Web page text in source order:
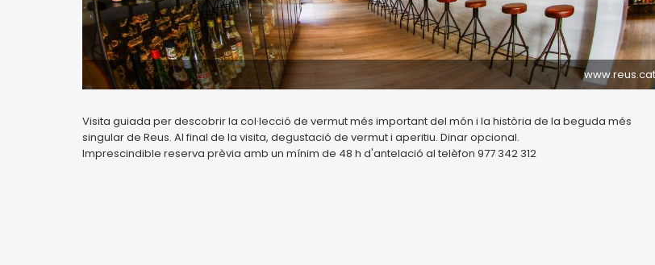
www.reus.cat
Visita guiada per descobrir la col·lecció de vermut més important del món i la història de la beguda més
singular de Reus. Al final de la visita, degustació de vermut i aperitiu. Dinar opcional.
Imprescindible reserva prèvia amb un mínim de 48 h d'antelació al telèfon 977 342 312